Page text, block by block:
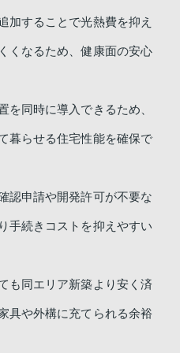
加することで光熱費を抑え
くなるため、健康面の安心
を同時に導入できるため、
暮らせる住宅性能を確保で
認申請や開発許可が不要な
手続きコストを抑えやすい
も同エリア新築より安く済
具や外構に充てられる余裕